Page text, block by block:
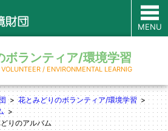
MENU
ボランティア/環境学習
/ ENVIRONMENTAL LEARNIG
花とみどりのボランティア/環境学習
りのアルバム